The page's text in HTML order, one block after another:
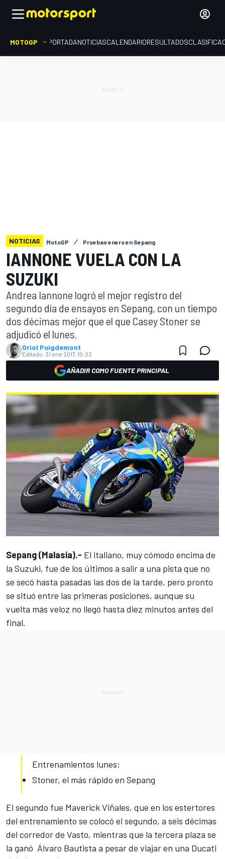
MOTOGP PORTADANOTICIASCALENDARIORESULTADOS
NOTICIAS MotoGP Pruebas enero en Sepang
IANNONE VUELA CON LA
SUZUKI
Andrea Iannone logró el mejor registro del
segundo día de ensayos en Sepang, con un tiempo
dos décimas mejor que el que Casey Stoner se
adjudicó el lunes.
Oriol Puigdemont
Editado: 31 ene 2017, 10:22
AÑADIR COMO FUENTE PRINCIPAL
Sepang (Malasia).- El italiano, muy cómodo encima de
la Suzuki, fue de los últimos a salir a una pista que no
se secó hasta pasadas las dos de la tarde, pero pronto
se situó entre las primeras posiciones, aunque su
vuelta más veloz no llegó hasta diez minutos antes del
final.
Entrenamientos lunes:
Stoner, el más rápido en Sepang
El segundo fue Maverick Viñales, que en los estertores
del entrenamiento se colocó el segundo, a seis décimas
del corredor de Vasto, mientras que la tercera plaza se
la ganó Álvaro Bautista a pesar de viajar en una Ducati